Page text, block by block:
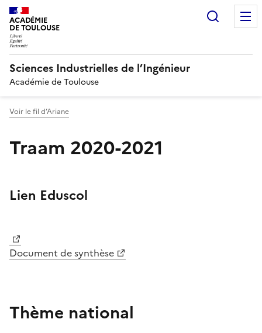
ACADÉMIE
DE TOULOUSE
Sciences Industrielles de l’Ingénieur
Académie de Toulouse
Voir le fil d’Ariane
Traam 2020-2021
Lien Eduscol
Document de synthèse
Thème national